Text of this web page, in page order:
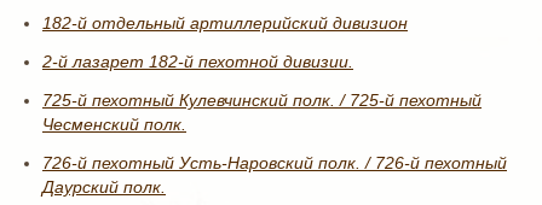
182-й отдельный артиллерийский дивизион
2-й лазарет 182-й пехотной дивизии.
725-й пехотный Кулевчинский полк. / 725-й пехотный
Чесменский полк.
726-й пехотный Усть-Наровский полк. / 726-й пехотный
Даурский полк.